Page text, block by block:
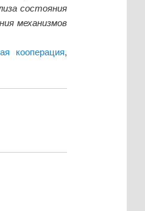
состояния
механизмов
кооперация,